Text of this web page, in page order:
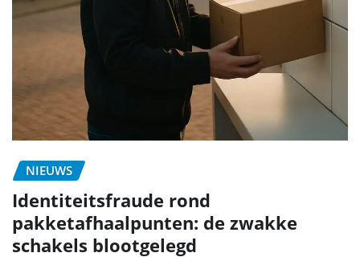
NIEUWS
Identiteitsfraude rond
pakketafhaalpunten: de zwakke
schakels blootgelegd